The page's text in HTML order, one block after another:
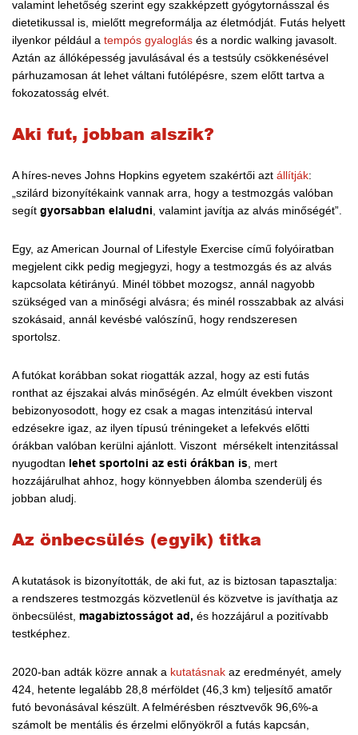
valamint lehetőség szerint egy szakképzett gyógytornásszal és
dietetikussal is, mielőtt megreformálja az életmódját. Futás helyett
ilyenkor például a tempós gyaloglás és a nordic walking javasolt.
Aztán az állóképesség javulásával és a testsúly csökkenésével
párhuzamosan át lehet váltani futólépésre, szem előtt tartva a
fokozatosság elvét.
Aki fut, jobban alszik?
A híres-neves Johns Hopkins egyetem szakértői azt állítják:
„szilárd bizonyítékaink vannak arra, hogy a testmozgás valóban
segít gyorsabban elaludni, valamint javítja az alvás minőségét”.
Egy, az American Journal of Lifestyle Exercise című folyóiratban
megjelent cikk pedig megjegyzi, hogy a testmozgás és az alvás
kapcsolata kétirányú. Minél többet mozogsz, annál nagyobb
szükséged van a minőségi alvásra; és minél rosszabbak az alvási
szokásaid, annál kevésbé valószínű, hogy rendszeresen
sportolsz.
A futókat korábban sokat riogatták azzal, hogy az esti futás
ronthat az éjszakai alvás minőségén. Az elmúlt években viszont
bebizonyosodott, hogy ez csak a magas intenzitású interval
edzésekre igaz, az ilyen típusú tréningeket a lefekvés előtti
órákban valóban kerülni ajánlott. Viszont mérsékelt intenzitással
nyugodtan lehet sportolni az esti órákban is, mert
hozzájárulhat ahhoz, hogy könnyebben álomba szenderülj és
jobban aludj.
Az önbecsülés (egyik) titka
A kutatások is bizonyították, de aki fut, az is biztosan tapasztalja:
a rendszeres testmozgás közvetlenül és közvetve is javíthatja az
önbecsülést, magabiztosságot ad, és hozzájárul a pozitívabb
testképhez.
2020-ban adták közre annak a kutatásnak az eredményét, amely
424, hetente legalább 28,8 mérföldet (46,3 km) teljesítő amatőr
futó bevonásával készült. A felmérésben résztvevők 96,6%-a
számolt be mentális és érzelmi előnyökről a futás kapcsán,